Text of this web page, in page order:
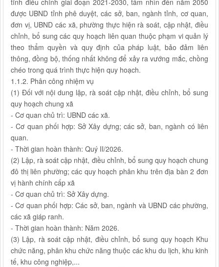
tỉnh điều chỉnh giai đoạn 2021-2030, tầm nhìn đến năm 2050
được UBND tỉnh phê duyệt, các sở, ban, ngành tỉnh, cơ quan,
đơn vị, UBND các xã, phường thực hiện rà soát, cập nhật, điều
chỉnh, bổ sung các quy hoạch liên quan thuộc phạm vi quản lý
theo thẩm quyền và quy định của pháp luật, bảo đảm liên
thông, đồng bộ, thống nhất không để xảy ra vướng mắc, chồng
chéo trong quá trình thực hiện quy hoạch.
1.1.2. Phân công nhiệm vụ
(1) Đối với nội dung lập, rà soát cập nhật, điều chỉnh, bổ sung
quy hoạch chung xã
- Cơ quan chủ trì: UBND các xã.
- Cơ quan phối hợp: Sở Xây dựng; các sở, ban, ngành có liên
quan.
- Thời gian hoàn thành: Quý II/2026.
(2) Lập, rà soát cập nhật, điều chỉnh, bổ sung quy hoạch chung
đô thị liên phường; các quy hoạch phân khu trên địa bàn 2 đơn
vị hành chính cấp xã
- Cơ quan chủ trì: Sở Xây dựng.
- Cơ quan phối hợp: Các sở, ban, ngành và UBND các phường,
các xã giáp ranh.
- Thời gian hoàn thành: Năm 2026.
(3) Lập, rà soát cập nhật, điều chỉnh, bổ sung quy hoạch Khu
chức năng, phân khu chức năng thuộc các khu du lịch, khu kinh
tế, khu công nghiệp,...